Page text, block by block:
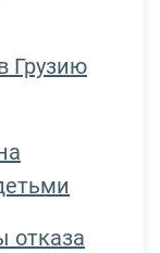
Грузию
отказа